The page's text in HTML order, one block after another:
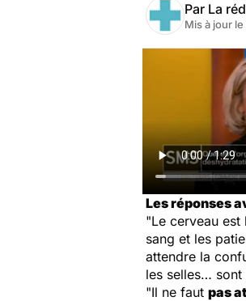
Par La
Mis à jour le
Les réponses
"Le cerveau
sang et les
attendre la
les selles…
"Il ne faut pas